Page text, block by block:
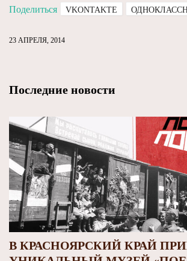
Поделиться VKONTAKTE
23 АПРЕЛЯ, 2014
Последние новости
В КРАСНОЯРСКИЙ КРАЙ